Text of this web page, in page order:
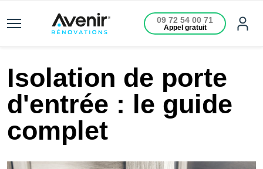
09 72 54 00 71
Appel gratuit
Isolation de porte
d'entrée : le guide
complet